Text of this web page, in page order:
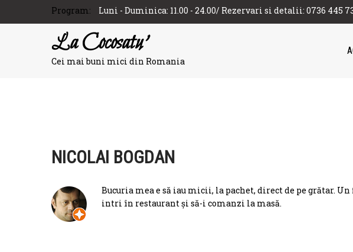
Program: Luni - Duminica: 11.00 - 24.00/ Rezervari si detalii: 0736 445
La Cocosatu'
Cei mai buni mici din Romania
NICOLAI BOGDAN
Bucuria mea e să iau micii, la pachet, direct de pe grătar.
intri în restaurant și să-i comanzi la masă.